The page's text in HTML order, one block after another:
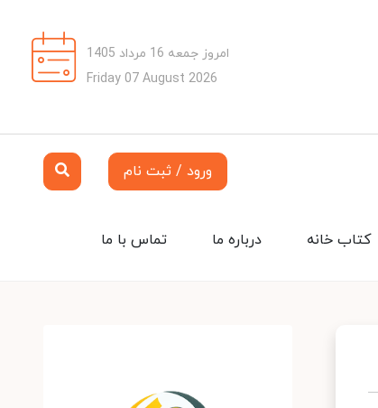
امروز جمعه 16 مرداد 1405
Friday 07 August 2026
ورود / ثبت نام
تماس با ما درباره ما کتاب خانه